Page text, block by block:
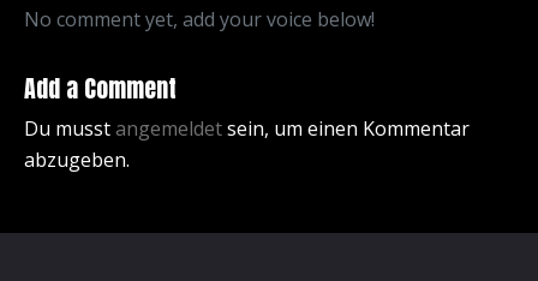
No comment yet, add your voice below!
Add a Comment
Du musstangemeldetsein, um einen Kommentar
abzugeben.